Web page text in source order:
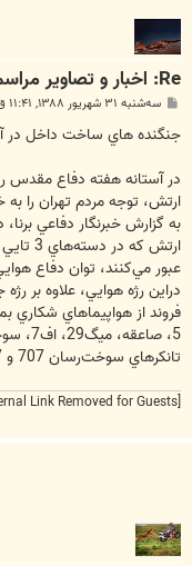
Re: اخبار و تصاوير مراسم رژه ي نيروهاي مسلح در روز 31/6/88
پ
ت
سه‌شنبه ۳۱ شهریور ۱۳۸۸, ۱۱:۴۱ ق.ظ
جنگنده هاي ساخت داخل در
در آستانه هفته دفاع مقدس
ارتش، توجه مردم تهران را
به گزارش خبرنگار دفاعي
ارتش كه
عبور مي‌كنند، توان دفاع
دراين رژه هوايي، ‌علاوه بر
فروند از هواپيماهاي
تانكرهاي سوخت‌رسان 707 و 747 توان خود رابه نمايش گذاشتند.